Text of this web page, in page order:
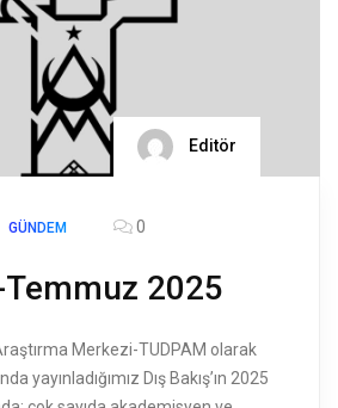
Editör
GÜNDEM 0
Temmuz 2025
Merkezi-TUDPAM olarak
yayınladığımız Dış Bakış’ın 2025